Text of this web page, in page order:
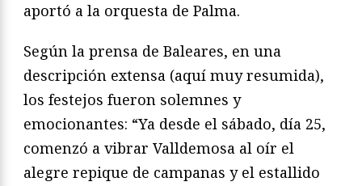
aportó a la orquesta de Palma.
Según la prensa de Baleares, en una
descripción extensa (aquí muy resumida),
los festejos fueron solemnes y
emocionantes: “Ya desde el sábado, día 25,
comenzó a vibrar Valldemosa al oír el
alegre repique de campanas y el estallido